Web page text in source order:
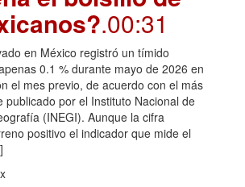
.00:31
en México registró un tímido
0.1 % durante mayo de 2026 en
el mes previo, de acuerdo con el más
publicado por el Instituto Nacional de
(INEGI). Aunque la cifra
positivo el indicador que mide el